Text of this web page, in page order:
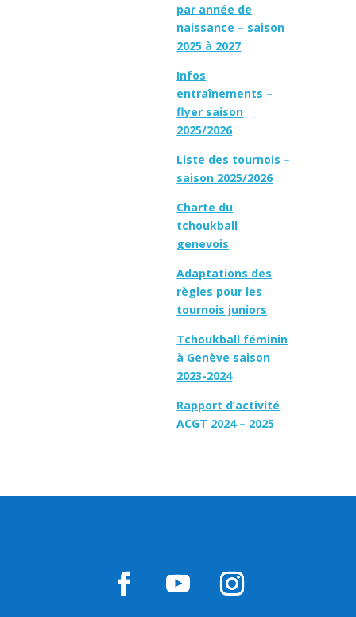
par année de
naissance – saison
2025 à 2027
Infos
entraînements –
flyer saison
2025/2026
Liste des tournois –
saison 2025/2026
Charte du
tchoukball
genevois
Adaptations des
règles pour les
tournois juniors
Tchoukball féminin
à Genève saison
2023-2024
Rapport d’activité
ACGT 2024 – 2025